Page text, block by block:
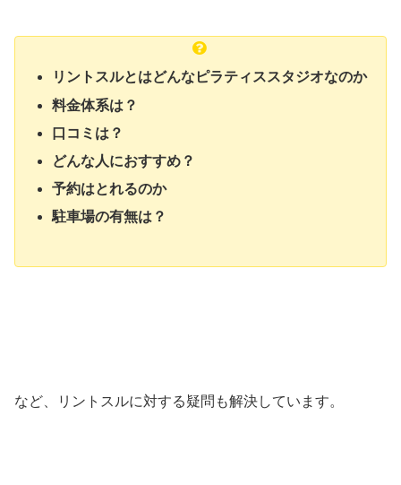
リントスルとはどんなピラティススタジオなのか
料金体系は？
口コミは？
どんな人におすすめ？
予約はとれるのか
駐車場の有無は？
など、リントスルに対する疑問も解決しています。